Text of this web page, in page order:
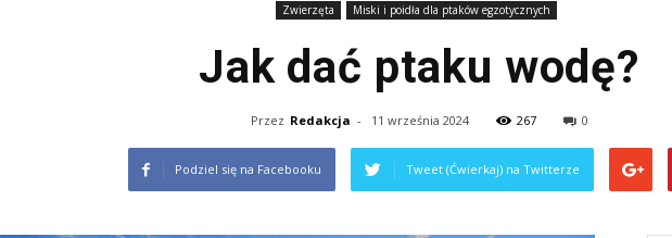
Zwierzęta Miski i poidła dla ptaków egzotycznych
Jak dać ptaku wodę?
Przez Redakcja - 11 września 2024 267 0
Podziel się na Facebooku Tweet (Ćwierkaj) na Twitterze